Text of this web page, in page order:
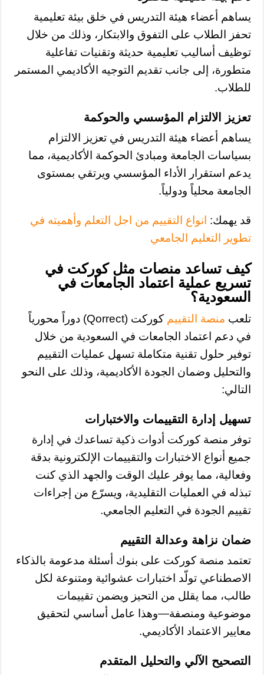
يساهم أعضاء هيئة التدريس في خلق بيئة تعليمية
تحفز الطلاب على التفوق والابتكار، وذلك من خلال
توظيف أساليب تعليمية حديثة وتقنيات تفاعلية
متطورة، إلى جانب تقديم التوجيه الأكاديمي المستمر
للطلاب.
تعزيز الالتزام المؤسسي والحوكمة
يساهم أعضاء هيئة التدريس في تعزيز الالتزام
بسياسات الجامعة ومبادئ الحوكمة الأكاديمية، مما
يدعم استقرار الأداء المؤسسي ويرتقي بمستوى
الجامعة محلياً ودولياً.
قد يهمك: انواع التقييم من اجل التعلم وأهميته في
تطوير التعليم الجامعي
كيف تساعد منصات مثل كوركت في
تسريع عملية اعتماد الجامعات في
السعودية؟
تلعب منصة التقييم
كوركت (Qorrect) دوراً محورياً
في دعم اعتماد الجامعات في السعودية من خلال
توفير حلول تقنية متكاملة تسهل عمليات التقييم
والتحليل وضمان الجودة الأكاديمية، وذلك على النحو
التالي:
تسهيل إدارة التقييمات والاختبارات
توفر منصة كوركت أدوات ذكية تساعدك في إدارة
جميع أنواع الاختبارات والتقييمات الإلكترونية بدقة
وفعالية، مما يوفر عليك الوقت والجهد الذي كنت
تبذله في العمليات التقليدية، ويسرّع من إجراءات
تقييم الجودة في التعليم الجامعي.
ضمان نزاهة وعدالة التقييم
تعتمد منصة كوركت على بنوك أسئلة مدعومة بالذكاء
الاصطناعي تولّد اختبارات عشوائية ومتنوعة لكل
طالب، مما يقلل من التحيز ويضمن تقييمات
موضوعية ومنصفة—وهذا عامل أساسي لتحقيق
معايير الاعتماد الأكاديمي.
التصحيح الآلي والتحليل المتقدم